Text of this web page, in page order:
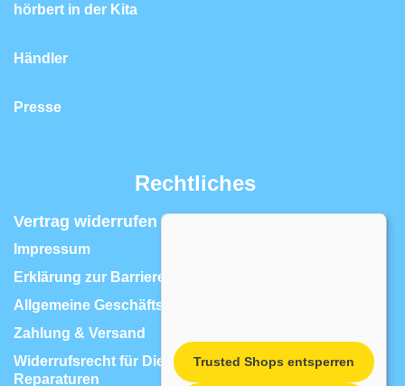
hörbert in der Kita
Händler
Presse
Rechtliches
Vertrag widerrufen | Widerrufsrecht
Impressum
Erklärung zur Barrierefreiheit
Allgemeine Geschäftsbedingungen
Zahlung & Versand
Widerrufsrecht für Dienstleistungen, z.B.
Reparaturen
Trusted Shops entsperren